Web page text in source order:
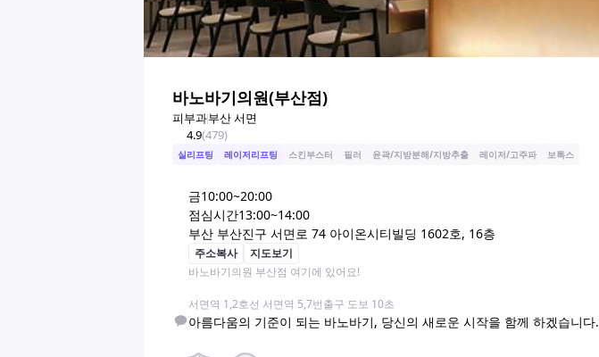
바노바기의원(부산점)
피부과부산 서면
4.9(479)
실리프팅 레이저리프팅 스킨부스터 필러 윤곽/지방분해/지방추출 레이저/고주파 보톡스
금10:00~20:00
점심시간13:00~14:00
부산 부산진구 서면로 74 아이온시티빌딩 1602호, 16층
주소복사
지도보기
바노바기의원 부산점 여기에 있어요!
서면역 1,2호선 서면역 5,7번출구 도보 10초
아름다움의 기준이 되는 바노바기, 당신의 새로운 시작을 함께 하겠습니다.